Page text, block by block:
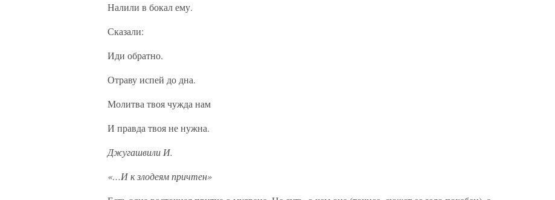
Налили в бокал ему.
Сказали:
Иди обратно.
Отраву испей до дна.
Молитва твоя чужда нам
И правда твоя не нужна.
Джугашвили И.
«…И к злодеям причтен»